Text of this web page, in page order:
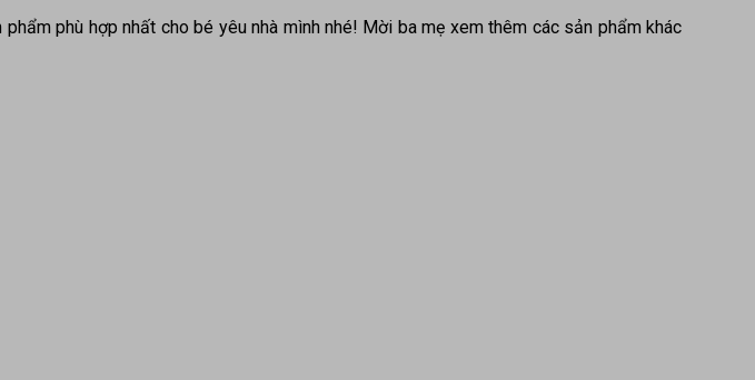
phù hợp nhất cho bé yêu nhà mình nhé! Mời ba mẹ xem thêm các sản phẩm khác